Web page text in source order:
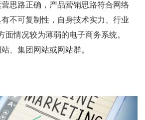
思路正确，产品营销思路符合网络
不可复制性，自身技术实力、行业
面情况较为薄弱的电子商务系统。
、集团网站或网站群。